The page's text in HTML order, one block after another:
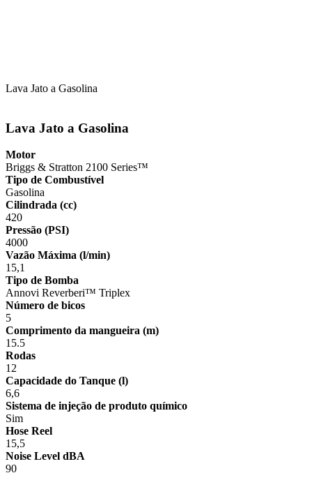
Lava Jato a Gasolina
Lava Jato a Gasolina
Motor
Briggs & Stratton 2100 Series™
Tipo de Combustível
Gasolina
Cilindrada (cc)
420
Pressão (PSI)
4000
Vazão Máxima (l/min)
15,1
Tipo de Bomba
Annovi Reverberi™ Triplex
Número de bicos
5
Comprimento da mangueira (m)
15.5
Rodas
12
Capacidade do Tanque (l)
6,6
Sistema de injeção de produto químico
Sim
Hose Reel
15,5
Noise Level dBA
90